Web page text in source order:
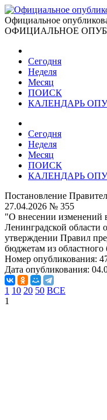
Официальное
ОФИЦИАЛЬНОЕ
Сегодня
Неделя
Месяц
ПОИСК
КАЛЕНДАРЬ
Сегодня
Неделя
Месяц
ПОИСК
КАЛЕНДАРЬ
Постановление
27.04.2026 № 355
"О внесении изменений
Ленинградской
утверждении Правил
бюджетам из
Номер опубликования:
Дата опубликования:
1 10 20 50 ВСЕ
1